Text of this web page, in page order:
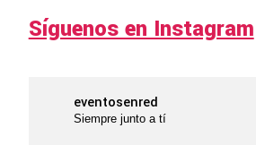
Síguenos en Instagram
eventosenred
Siempre junto a tí